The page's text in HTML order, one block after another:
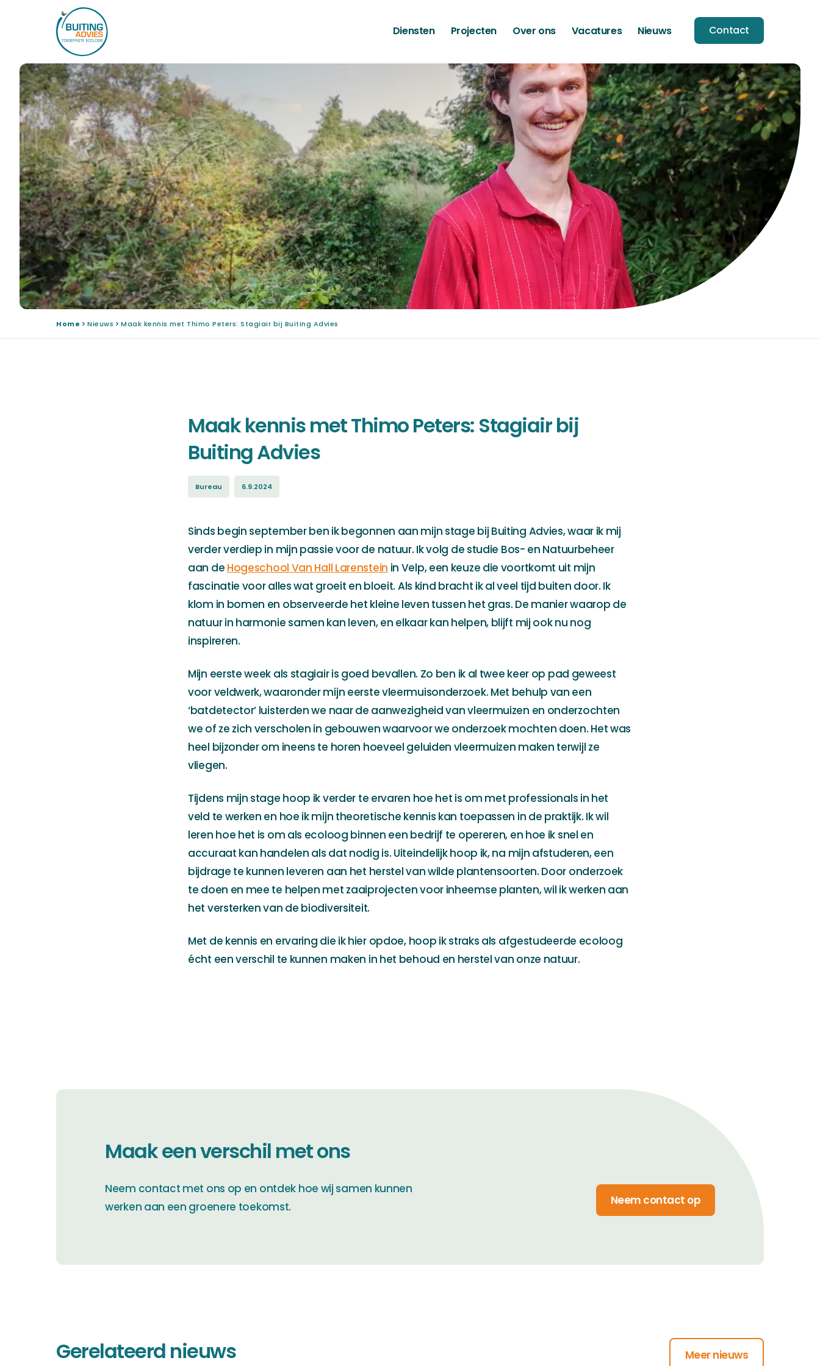
Diensten Projecten Over ons Vacatures Nieuws Contact
Home Nieuws Maak kennis met Thimo Peters: Stagiair bij Buiting Advies
Maak kennis met Thimo Peters: Stagiair bij
Buiting Advies
Bureau 6.9.2024
Sinds begin september ben ik begonnen aan mijn stage bij Buiting Advies, waar ik mij
verder verdiep in mijn passie voor de natuur. Ik volg de studie Bos- en Natuurbeheer
aan de Hogeschool Van Hall Larenstein in Velp, een keuze die voortkomt uit mijn
fascinatie voor alles wat groeit en bloeit. Als kind bracht ik al veel tijd buiten door. Ik
klom in bomen en observeerde het kleine leven tussen het gras. De manier waarop de
natuur in harmonie samen kan leven, en elkaar kan helpen, blijft mij ook nu nog
inspireren.
Mijn eerste week als stagiair is goed bevallen. Zo ben ik al twee keer op pad geweest
voor veldwerk, waaronder mijn eerste vleermuisonderzoek. Met behulp van een
‘batdetector’ luisterden we naar de aanwezigheid van vleermuizen en onderzochten
we of ze zich verscholen in gebouwen waarvoor we onderzoek mochten doen. Het was
heel bijzonder om ineens te horen hoeveel geluiden vleermuizen maken terwijl ze
vliegen.
Tijdens mijn stage hoop ik verder te ervaren hoe het is om met professionals in het
veld te werken en hoe ik mijn theoretische kennis kan toepassen in de praktijk. Ik wil
leren hoe het is om als ecoloog binnen een bedrijf te opereren, en hoe ik snel en
accuraat kan handelen als dat nodig is. Uiteindelijk hoop ik, na mijn afstuderen, een
bijdrage te kunnen leveren aan het herstel van wilde plantensoorten. Door onderzoek
te doen en mee te helpen met zaaiprojecten voor inheemse planten, wil ik werken aan
het versterken van de biodiversiteit.
Met de kennis en ervaring die ik hier opdoe, hoop ik straks als afgestudeerde ecoloog
écht een verschil te kunnen maken in het behoud en herstel van onze natuur.
Maak een verschil met ons
Neem contact met ons op en ontdek hoe wij samen kunnen
werken aan een groenere toekomst.
Neem contact op
Gerelateerd nieuws Meer nieuws